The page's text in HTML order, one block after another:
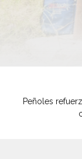
Peñoles